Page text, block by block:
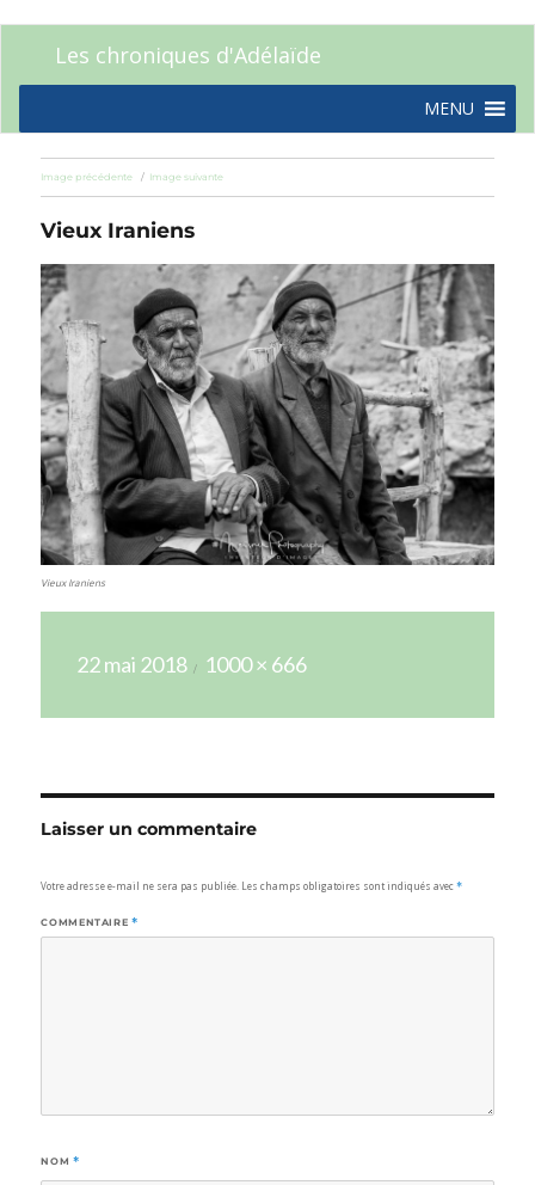
Les chroniques d'Adélaïde
MENU
Image précédente Image suivante
Vieux Iraniens
Vieux Iraniens
le
22 mai 2018
réelle
1000 × 666
Laisser un commentaire
Votre adresse e-mail ne sera pas publiée. Les champs obligatoires sont indiqués avec*
COMMENTAIRE *
NOM *